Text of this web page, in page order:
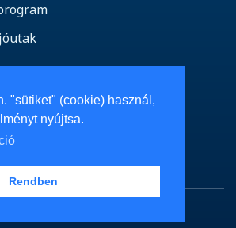
"sütiket" (cookie) használ,
nyújtsa.
Rendben